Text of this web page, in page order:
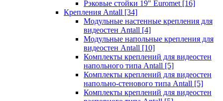
Рэковые стойки 19" Euromet [16]
Крепления Antall [34]
Модульные настенные крепления для
видеостен Antall [4]
Модульные напольные крепления для
видеостен Antall [10]
Комплекты креплений для видеостен
напольного типа Antall [5]
Комплекты креплений для видеостен
напольно-стенового типа Antall [5]
Комплекты креплений для видеостен